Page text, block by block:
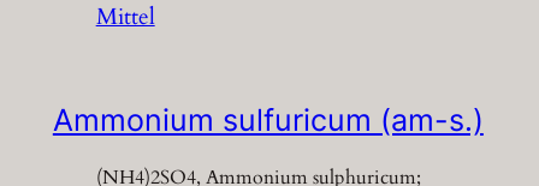
Mittel
Ammonium sulfuricum (am-s.)
(NH4)2SO4, Ammonium sulphuricum;